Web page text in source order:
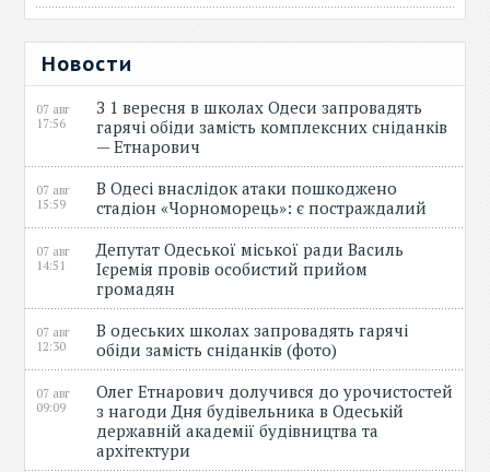
Новости
07 авг
17:56
З 1 вересня в школах Одеси запровадять
гарячі обіди замість комплексних сніданків
— Етнарович
07 авг
15:59
В Одесі внаслідок атаки пошкоджено
стадіон «Чорноморець»: є постраждалий
07 авг
14:51
Депутат Одеської міської ради Василь
Ієремія провів особистий прийом
громадян
07 авг
12:30
В одеських школах запровадять гарячі
обіди замість сніданків (фото)
07 авг
09:09
Олег Етнарович долучився до урочистостей
з нагоди Дня будівельника в Одеській
державній академії будівництва та
архітектури